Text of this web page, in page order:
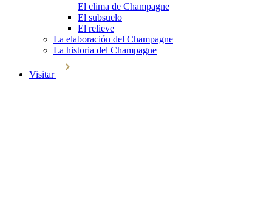
El clima de Champagne
El subsuelo
El relieve
La elaboración del Champagne
La historia del Champagne
Visitar